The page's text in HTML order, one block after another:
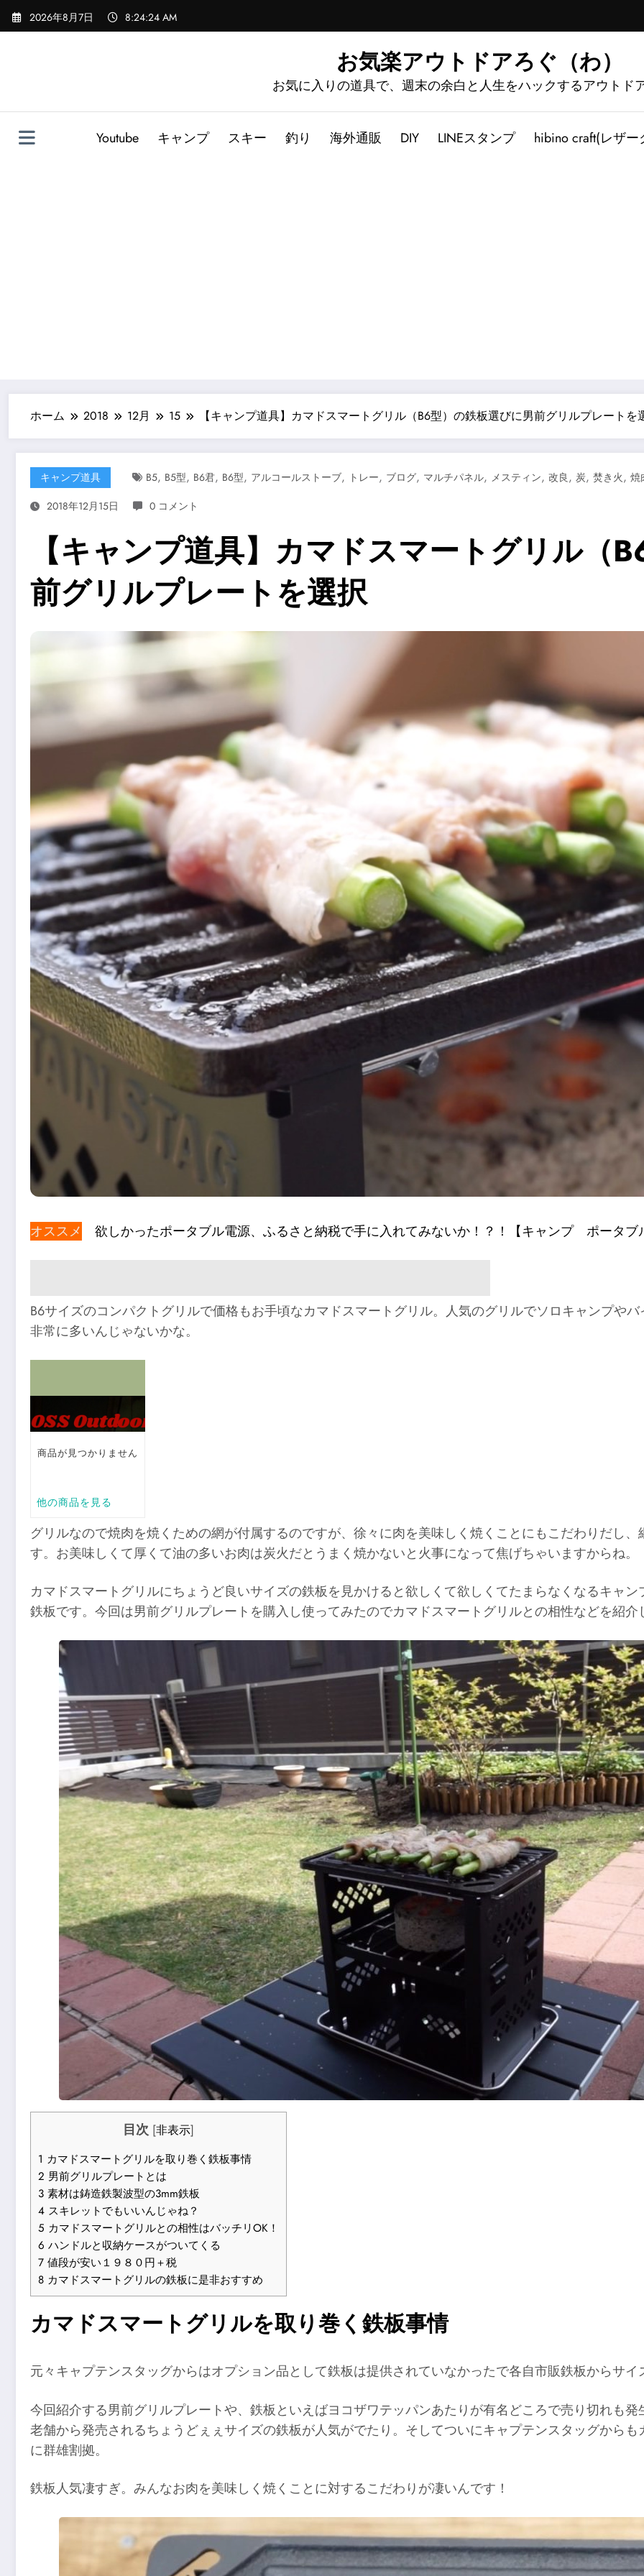
ス
2026年8月7日 8:24:26 AM
お気楽アウトドアろぐ（わ）
お気に入りの道具で、週末の余白と人生をハックするアウトド
Youtube キャンプ スキー 釣り 海外通販 DIY LINEスタンプ hibino craft(レザ
ホーム 2018 12月 15 【キャンプ道具】カマドスマートグリル（B6型）の鉄板選びに男前グリルプレートを
キャンプ道具 B5, B5型, B6君, B6型, アルコールストーブ, トレー, ブログ, マルチパネル, メスティン, 改良, 炭, 焚き火, 焼
2018年12月15日
0 コメント
【キャンプ道具】カマドスマートグリル（
前グリルプレートを選択
オススメ 欲しかったポータブル電源、ふるさと納税で手に入れてみないか！？！【キャンプ ポータブ
B6サイズのコンパクトグリルで価格もお手頃なカマドスマートグリル。人気のグリルでソロキャンプや
非常に多いんじゃないかな。
グリルなので焼肉を焼くための網が付属するのですが、徐々に肉を美味しく焼くことにもこだわりだし
す。お美味しくて厚くて油の多いお肉は炭火だとうまく焼かないと火事になって焦げちゃいますからね。
カマドスマートグリルにちょうど良いサイズの鉄板を見かけると欲しくて欲しくてたまらなくなるキャ
鉄板です。今回は男前グリルプレートを購入し使ってみたのでカマドスマートグリルとの相性などを紹
目次 [非表示]
1 カマドスマートグリルを取り巻く鉄板事情
2 男前グリルプレートとは
3 素材は鋳造鉄製波型の3mm鉄板
4 スキレットでもいいんじゃね？
5 カマドスマートグリルとの相性はバッチリOK！
6 ハンドルと収納ケースがついてくる
7 値段が安い１９８０円＋税
8 カマドスマートグリルの鉄板に是非おすすめ
カマドスマートグリルを取り巻く鉄板事情
元々キャプテンスタッグからはオプション品として鉄板は提供されていなかったで各自市販鉄板からサ
今回紹介する男前グリルプレートや、鉄板といえばヨコザワテッパンあたりが有名どころで売り切れも
老舗から発売されるちょうどぇぇサイズの鉄板が人気がでたり。そしてついにキャプテンスタッグから
に群雄割拠。
鉄板人気凄すぎ。みんなお肉を美味しく焼くことに対するこだわりが凄いんです！